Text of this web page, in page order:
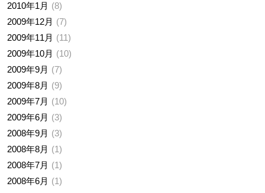
2010年1月
8
2009年12月
7
2009年11月
11
2009年10月
10
2009年9月
7
2009年8月
9
2009年7月
10
2009年6月
3
2008年9月
3
2008年8月
1
2008年7月
1
2008年6月
1